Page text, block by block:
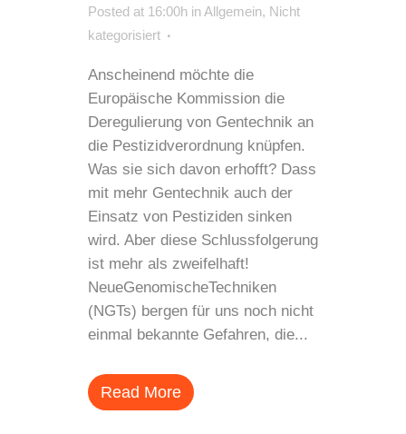
Posted at 16:00h inAllgemein, Nicht
kategorisiert
Anscheinend möchte die
Europäische Kommission die
Deregulierung von Gentechnik an
die Pestizidverordnung knüpfen.
Was sie sich davon erhofft? Dass
mit mehr Gentechnik auch der
Einsatz von Pestiziden sinken
wird. Aber diese Schlussfolgerung
ist mehr als zweifelhaft!
NeueGenomischeTechniken
(NGTs) bergen für uns noch nicht
einmal bekannte Gefahren, die...
Read More